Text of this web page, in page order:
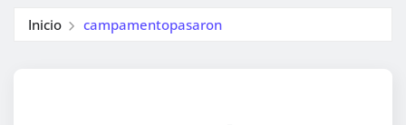
Inicio campamentopasaron